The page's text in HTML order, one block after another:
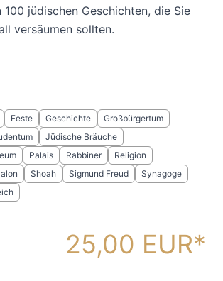
100 jüdischen Geschichten, die Sie
versäumen sollten.
Feste Geschichte
Großbürgertum
Jüdische Bräuche
Palais Rabbiner
Religion
Shoah Sigmund Freud
Synagoge
25,00 EUR